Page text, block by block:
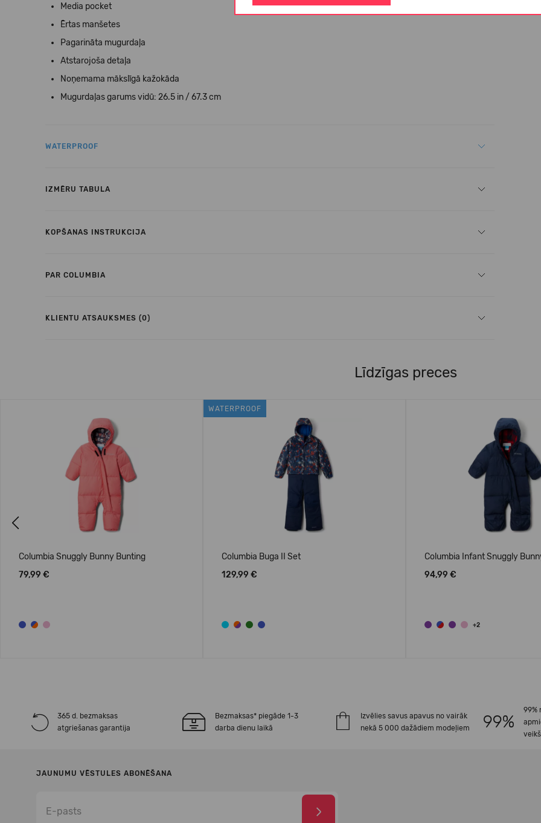
Media pocket
Ērtas manšetes
Pagarināta mugurdaļa
Atstarojoša detaļa
Noņemama mākslīgā kažokāda
Mugurdaļas garums vidū: 26.5 in / 67.3 cm
WATERPROOF
IZMĒRU TABULA
KOPŠANAS INSTRUKCIJA
PAR COLUMBIA
KLIENTU ATSAUKSMES (0)
Līdzīgas preces
Columbia Snuggly Bunny Bunting
79,99 €
WATERPROOF
Columbia Buga II Set
129,99 €
Columbia Infant Snuggly
94,99 €
+2
365 d. bezmaksas
atgriešanas garantija
Bezmaksas* piegāde 1-3
darba dienu laikā
Izvēlies savus apavus no vairāk
nekā 5 000 dažādiem modeļiem
99%
JAUNUMU VĒSTULES ABONĒŠANA